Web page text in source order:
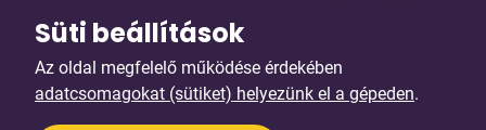
Süti beállítások
Az oldal megfelelő működése érdekében
adatcsomagokat (sütiket) helyezünk el a gépeden.
© Copyright 2026. Sybell Informatika Kft. Minden jog
fenntartva!